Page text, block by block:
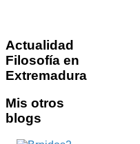
Actualidad
Filosofía en
Extremadura
Mis otros
blogs